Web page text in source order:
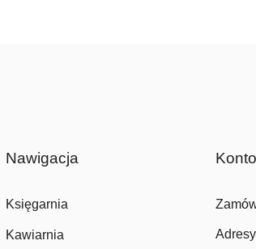
Nawigacja
Księgarnia
Kawiarnia Adresy